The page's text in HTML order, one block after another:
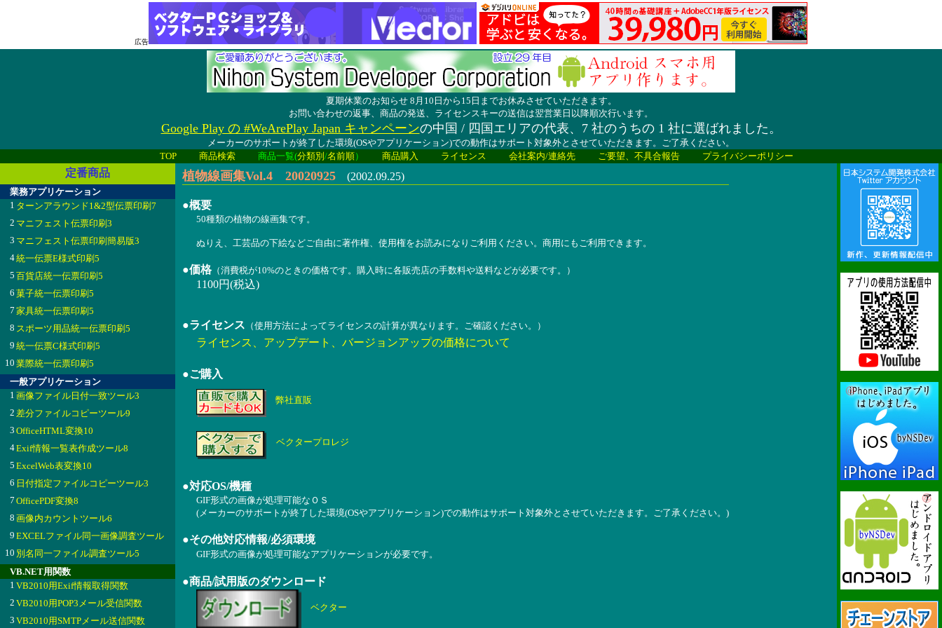
広告
夏期休業のお知らせ 8月10日から15日までお休みさせていただきます。
お問い合わせの返事、商品の発送、ライセンスキーの送信は翌営業日以降順次行います。
Google Play の #WeArePlay Japan キャンペーンの中国 / 四国エリアの代表、7 社のうちの 1 社に選ばれました。
メーカーのサポートが終了した環境(OSやアプリケーション)での動作はサポート対象外とさせていただきます。ご了承ください。
TOP
商品検索 商品一覧(分類別 /名前順） 商品購入 ライセンス 会社案内/連絡先 ご要望、不具合報告 プライバシーポリシー
定番商品
業務アプリケーション
1 ターンアラウンド1&2型伝票印刷7
2 マニフェスト伝票印刷3
3 マニフェスト伝票印刷簡易版3
4統一伝票E様式印刷5
5 百貨店統一伝票印刷5
6 菓子統一伝票印刷5
7 家具統一伝票印刷5
8 スポーツ用品統一伝票印刷5
9 統一伝票C様式印刷5
10 業際統一伝票印刷5
一般アプリケーション
1 画像ファイル日付一致ツール3
2 差分ファイルコピーツール9
3 OfficeHTML変換10
4Exif情報一覧表作成ツール8
5 ExcelWeb表変換10
6 日付指定ファイルコピーツール3
7 OfficePDF変換8
8 画像内カウントツール6
9 EXCELファイル同一画像調査ツール
10 別名同一ファイル調査ツール5
VB.NET用関数
1 VB2010用Exif情報取得関数
2 VB2010用POP3メール受信関数
3 VB2010用SMTPメール送信関数
植物線画集Vol.4 20020925 (2002.09.25)
●概要
50種類の植物の線画集です。
ぬりえ、工芸品の下絵などご自由に著作権、使用権をお読みになりご利用ください。商用にもご利用できます。
●価格（消費税が10%のときの価格です。購入時に各販売店の手数料や送料などが必要です。）
1100円(税込)
●ライセンス （使用方法によってライセンスの計算が異なります。ご確認ください。）
ライセンス、アップデート、バージョンアップの価格について
●ご購入
弊社直販
ベクタープロレジ
●対応OS/機種
GIF形式の画像が処理可能なＯＳ
(メーカーのサポートが終了した環境(OSやアプリケーション)での動作はサポート対象外とさせていただきます。ご了承ください。)
●その他対応情報/必須環境
GIF形式の画像が処理可能なアプリケーションが必要です。
●商品/試用版のダウンロード
ベクター